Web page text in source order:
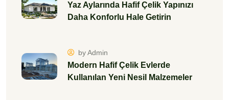
Yaz Aylarında Hafif Çelik Yapınızı
Daha Konforlu Hale Getirin
by Admin
Modern Hafif Çelik Evlerde
Kullanılan Yeni Nesil Malzemeler